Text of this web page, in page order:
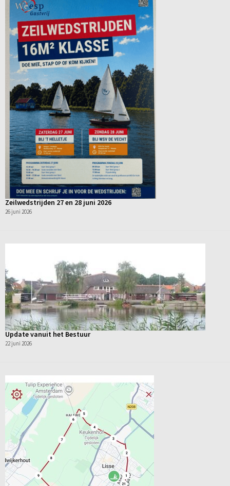
Zeilwedstrijden 27 en 28 juni 2026
26 juni 2026
Update vanuit het Bestuur
22 juni 2026